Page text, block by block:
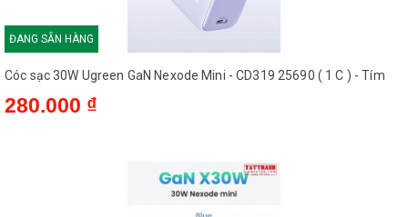
ĐANG SẴN HÀNG
Cóc sạc 30W Ugreen GaN Nexode Mini - CD319 25690 ( 1 C ) - Tím
280.000 ₫